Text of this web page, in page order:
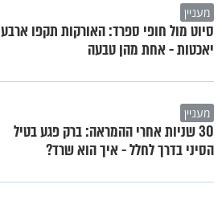
מעניין
סיוט מול חופי ספרד: האורקות תקפו ארבע
יאכטות - אחת מהן טבעה
מעניין
30 שניות אחרי ההמראה: ברק פגע בטיל
הסיני בדרך לחלל - איך הוא שרד?